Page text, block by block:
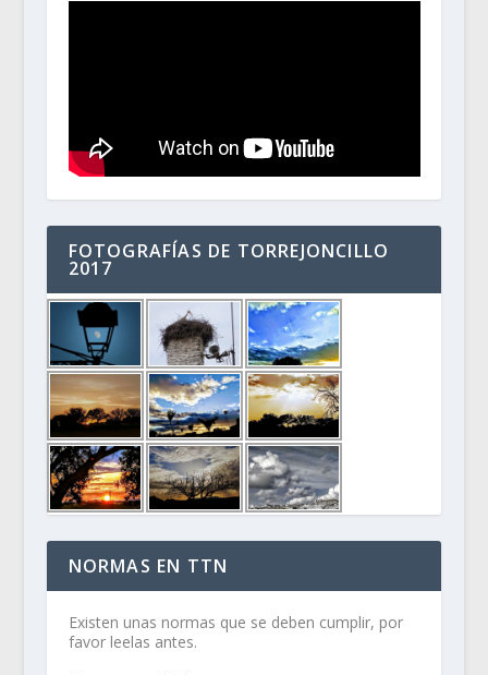
FOTOGRAFÍAS DE TORREJONCILLO
2017
NORMAS EN TTN
Existen unas normas que se deben cumplir, por
favor leelas antes.